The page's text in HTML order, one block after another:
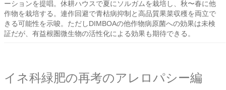
ーションを提唱。休耕ハウスで夏にソルガムを栽培し、秋〜春に他
作物を栽培する。連作回避で青枯病抑制と高品質果菜収穫を両立で
きる可能性を示唆。ただしDIMBOAの他作物病原菌への効果は未検
証だが、有益根圏微生物の活性化による効果も期待できる。
イネ科緑肥の再考のアレロパシー編